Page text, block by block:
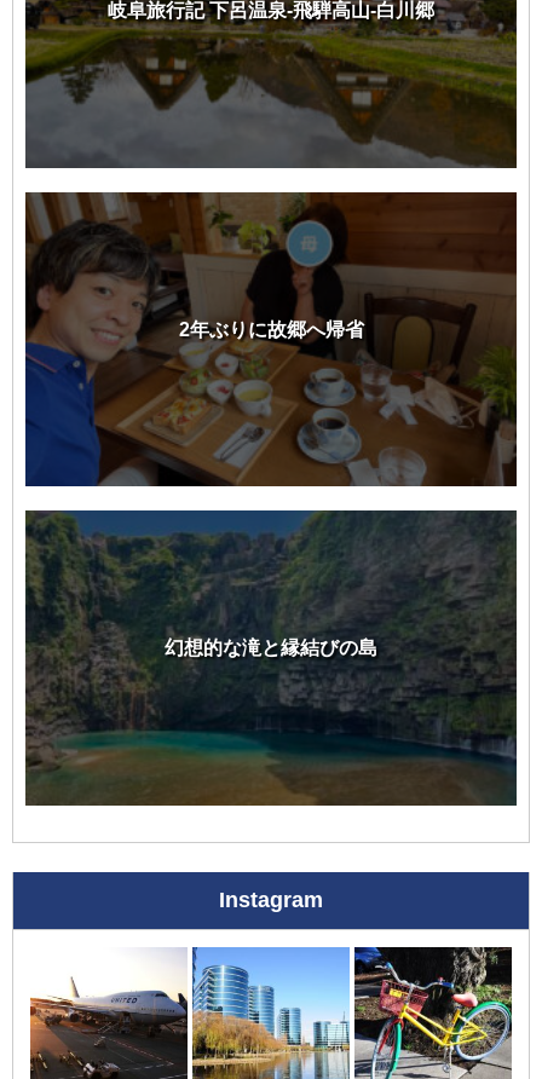
岐阜旅行記 下呂温泉-飛騨高山-白川郷
2年ぶりに故郷へ帰省
幻想的な滝と縁結びの島
Instagram